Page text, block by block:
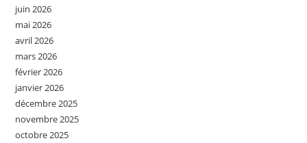
juin 2026
mai 2026
avril 2026
mars 2026
février 2026
janvier 2026
décembre 2025
novembre 2025
octobre 2025